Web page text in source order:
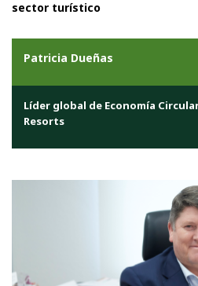
sector turístico
Patricia Dueñas
Líder global de Economía
Resorts